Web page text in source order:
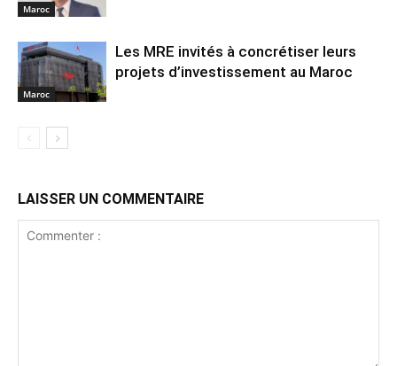
Maroc
Maroc
Les MRE invités à concrétiser leurs
projets d’investissement au Maroc
LAISSER UN COMMENTAIRE